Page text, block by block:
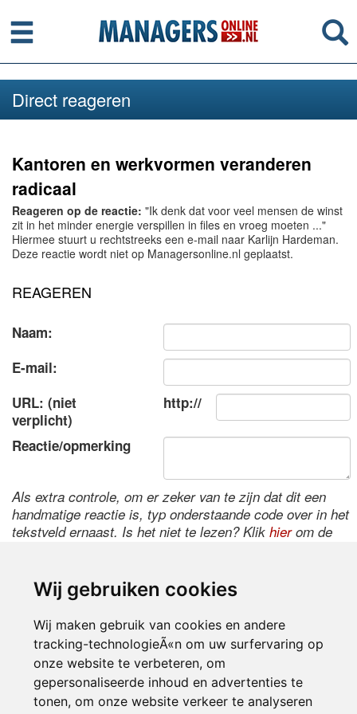
Wij gebruiken cookies
Wij maken gebruik van cookies en andere
tracking-technologieÃ«n om uw surfervaring op
onze website te verbeteren, om
gepersonaliseerde inhoud en advertenties te
tonen, om onze website verkeer te analyseren
Menu
Direct reageren
Kantoren en werkvormen veranderen
radicaal
Reageren op de reactie: "Ik denk dat voor veel mensen de winst
zit in het minder energie verspillen in files en vroeg moeten ..."
Hiermee stuurt u rechtstreeks een e-mail naar Karlijn Hardeman.
Deze reactie wordt niet op Managersonline.nl geplaatst.
REAGEREN
Naam:
E-mail:
URL: (niet
verplicht)
http://
Reactie/opmerking
Als extra controle, om er zeker van te zijn dat dit een
handmatige reactie is, typ onderstaande code over in het
tekstveld ernaast. Is het niet te lezen? Klik hierom de